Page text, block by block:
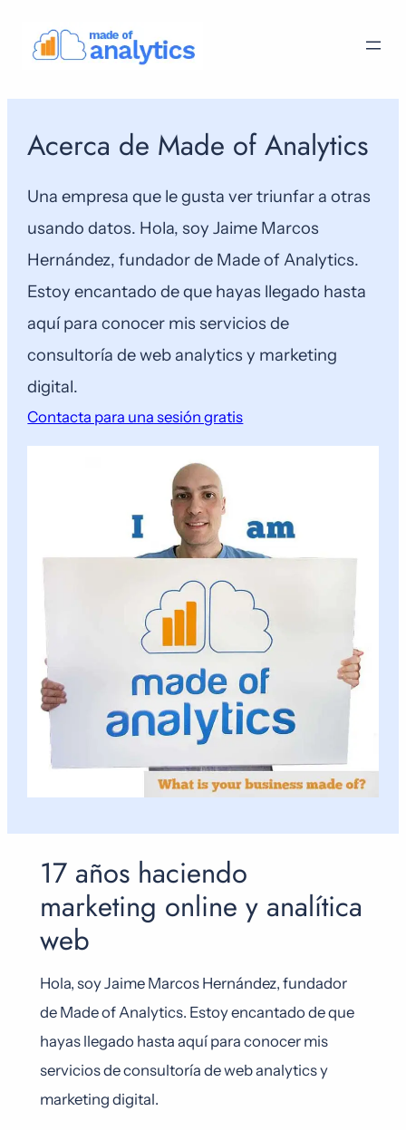
Acerca de Made of Analytics
Una empresa que le gusta ver triunfar a otras
usando datos. Hola, soy Jaime Marcos
Hernández, fundador de Made of Analytics.
Estoy encantado de que hayas llegado hasta
aquí para conocer mis servicios de
consultoría de web analytics y marketing
digital.
Contacta para una sesión gratis
17 años haciendo
marketing online y analítica
web
Hola, soy Jaime Marcos Hernández, fundador
de Made of Analytics. Estoy encantado de que
hayas llegado hasta aquí para conocer mis
servicios de consultoría de web analytics y
marketing digital.